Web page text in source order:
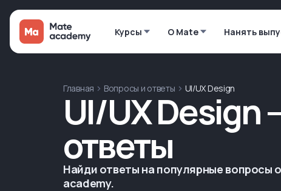
Курсы О Mate Нанять
Главная Вопросы и ответы UI/UX Design
UI/UX Design
ответы
Найди ответы на популярные вопросы
academy.